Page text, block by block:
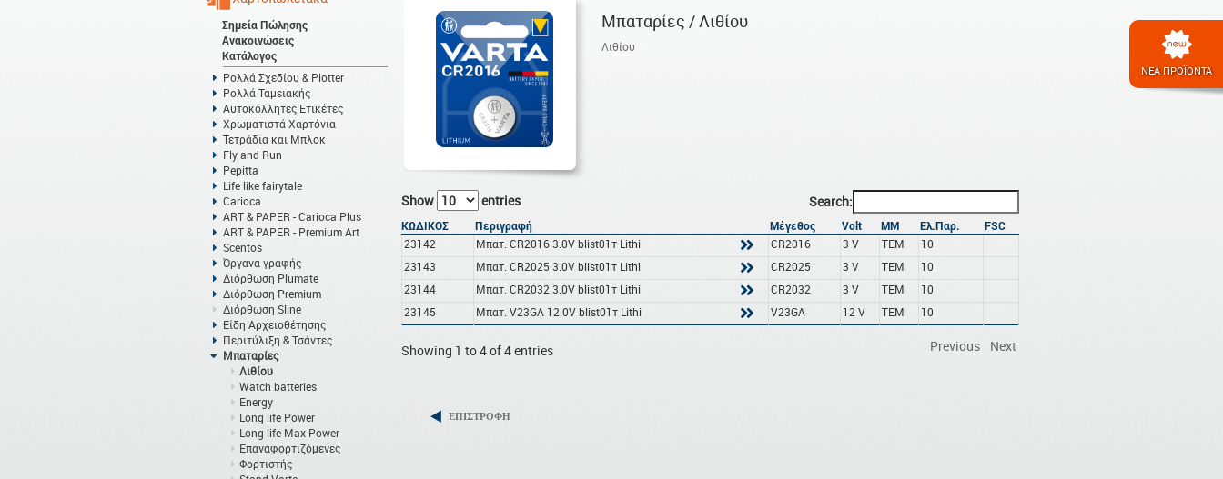
ΝΕΑ ΠΡΟΪΟΝΤΑ
Σημεία Πώλησης
Ανακοινώσεις
Κατάλογος
Ρολλά Σχεδίου & Plotter
Ρολλά Ταμειακής
Αυτοκόλλητες Ετικέτες
Χρωματιστά Χαρτόνια
Τετράδια και Μπλοκ
Fly and Run
Pepitta
Life like fairytale
Carioca
ART & PAPER - Carioca Plus
ART & PAPER - Premium Art
Scentos
Όργανα γραφής
Διόρθωση Plumate
Διόρθωση Premium
Διόρθωση Sline
Είδη Αρχειοθέτησης
Περιτύλιξη & Τσάντες
Μπαταρίες
Λιθίου
Watch batteries
Energy
Long life Power
Long life Max Power
Eπαναφορτιζόμενες
Φορτιστής
Μπαταρίες / Λιθίου
Λιθίου
Show entries Search:
ΚΩΔΙΚΟΣ Περιγραφή Μέγεθος Volt ΜΜ Ελ.Παρ.
FSC
23142
Μπατ. CR2016 3.0V blist01τ Lithi CR2016 3 V ΤΕΜ
10
23143
Μπατ. CR2025 3.0V blist01τ Lithi CR2025 3 V ΤΕΜ
10
23144
Μπατ. CR2032 3.0V blist01τ Lithi CR2032 3 V ΤΕΜ
10
23145
Μπατ. V23GA 12.0V blist01τ Lithi V23GA 12 V ΤΕΜ 10
Showing 1 to 4 of 4 entries Previous Next
ΕΠΙΣΤΡΟΦΗ